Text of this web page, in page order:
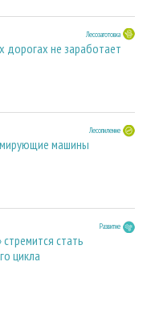
Лесозаготовка
дорогах не заработает
Лесопиление
машины
Развитие
стать
цикла